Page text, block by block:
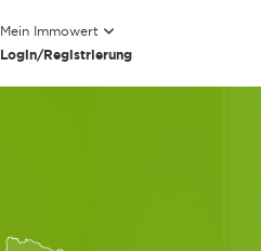
Mein Immowert
Login/Registrierung